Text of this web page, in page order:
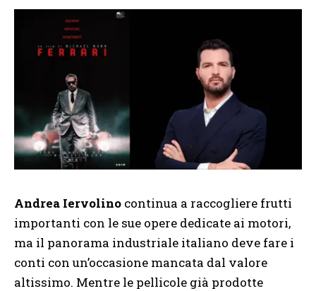
Andrea Iervolino continua a raccogliere frutti
importanti con le sue opere dedicate ai motori,
ma il panorama industriale italiano deve fare i
conti con un’occasione mancata dal valore
altissimo. Mentre le pellicole già prodotte